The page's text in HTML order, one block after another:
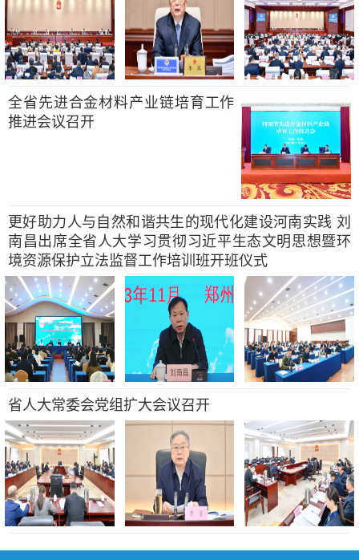
全省先进合金材料产业链培育工作
推进会议召开
更好助力人与自然和谐共生的现代化建设河南实践 刘
南昌出席全省人大学习贯彻习近平生态文明思想暨环
境资源保护立法监督工作培训班开班仪式
省人大常委会党组扩大会议召开